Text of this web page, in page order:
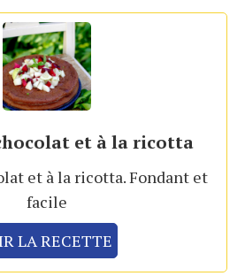
et à la ricotta
et à la ricotta. Fondant et
facile
LA RECETTE